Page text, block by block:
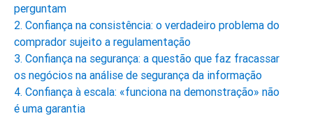
perguntam
2. Confiança na consistência: o verdadeiro problema do
comprador sujeito a regulamentação
3. Confiança na segurança: a questão que faz fracassar
os negócios na análise de segurança da informação
4. Confiança à escala: «funciona na demonstração» não
é uma garantia